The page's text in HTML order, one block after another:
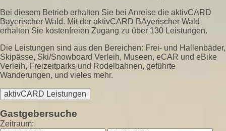
Bei diesem Betrieb erhalten Sie bei Anreise die aktivCARD
Bayerischer Wald. Mit der aktivCARD BAyerischer Wald
erhalten Sie kostenfreien Zugang zu über 130 Leistungen.
Die Leistungen sind aus den Bereichen: Frei- und Hallenbäder,
Skipässe, Ski/Snowboard Verleih, Museen, eCAR und eBike
Verleih, Freizeitparks und Rodelbahnen, geführte
Wanderungen, und vieles mehr.
aktivCARD Leistungen
Gastgebersuche
Zeitraum: